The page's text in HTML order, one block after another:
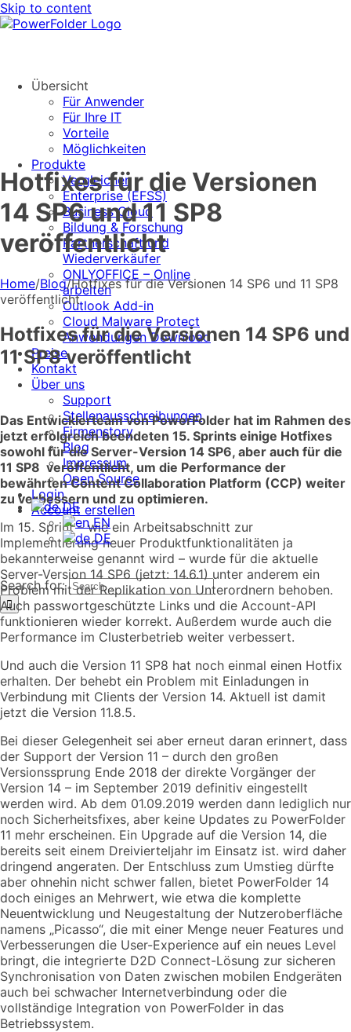
Skip to content
Übersicht
Für Anwender
Für Ihre IT
Vorteile
Möglichkeiten
Produkte
Vergleichen
Enterprise (EFSS)
Business Cloud
Bildung & Forschung
Partnerschaft und
Wiederverkäufer
ONLYOFFICE – Online
arbeiten
Outlook Add-in
Cloud Malware Protect
Anwendungen Download
Preise
Kontakt
Über uns
Support
Stellenausschreibungen
Firmenstory
Blog
Impressum
Open Source
Login
Account erstellen
DE
EN
DE
Search for:
Hotfixes für die Versionen
14 SP6 und 11 SP8
veröffentlicht
Home/Blog/Hotfixes für die Versionen 14 SP6 und 11 SP8
veröffentlicht
Hotfixes für die Versionen 14 SP6 und
11 SP8 veröffentlicht
Das Entwicklerteam von PowerFolder hat im Rahmen des
jetzt erfolgreich beendeten 15. Sprints einige Hotfixes
sowohl für die Server-Version 14 SP6, aber auch für die
11 SP8 veröffentlicht, um die Performance der
bewährten Content Collaboration Platform (CCP) weiter
zu verbessern und zu optimieren.
Im 15. Sprint – wie ein Arbeitsabschnitt zur
Implementierung neuer Produktfunktionalitäten ja
bekannterweise genannt wird – wurde für die aktuelle
Server-Version 14 SP6 (jetzt: 14.6.1) unter anderem ein
Problem mit der Replikation von Unterordnern behoben.
Auch passwortgeschützte Links und die Account-API
funktionieren wieder korrekt. Außerdem wurde auch die
Performance im Clusterbetrieb weiter verbessert.
Und auch die Version 11 SP8 hat noch einmal einen Hotfix
erhalten. Der behebt ein Problem mit Einladungen in
Verbindung mit Clients der Version 14. Aktuell ist damit
jetzt die Version 11.8.5.
Bei dieser Gelegenheit sei aber erneut daran erinnert, dass
der Support der Version 11 – durch den großen
Versionssprung Ende 2018 der direkte Vorgänger der
Version 14 – im September 2019 definitiv eingestellt
werden wird. Ab dem 01.09.2019 werden dann lediglich nur
noch Sicherheitsfixes, aber keine Updates zu PowerFolder
11 mehr erscheinen. Ein Upgrade auf die Version 14, die
bereits seit einem Dreivierteljahr im Einsatz ist. wird daher
dringend angeraten. Der Entschluss zum Umstieg dürfte
aber ohnehin nicht schwer fallen, bietet PowerFolder 14
doch einiges an Mehrwert, wie etwa die komplette
Neuentwicklung und Neugestaltung der Nutzeroberfläche
namens „Picasso“, die mit einer Menge neuer Features und
Verbesserungen die User-Experience auf ein neues Level
bringt, die integrierte D2D Connect-Lösung zur sicheren
Synchronisation von Daten zwischen mobilen Endgeräten
auch bei schwacher Internetverbindung oder die
vollständige Integration von PowerFolder in das
Betriebssystem.